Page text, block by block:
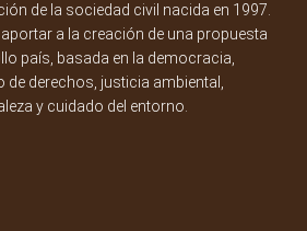
de la sociedad civil nacida en 1997.
a la creación de una propuesta
país, basada en la democracia,
derechos, justicia ambiental,
y cuidado del entorno.